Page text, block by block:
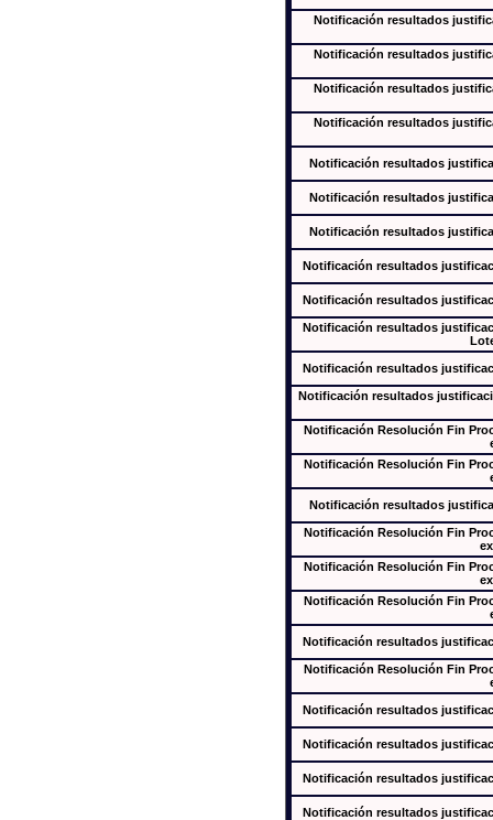
Notificación resultados
Notificación resultados
Notificación resultados
Notificación resultados
Notificación resultados
Notificación resultados
Notificación resultados
Notificación resultados
Notificación resultados
Notificación resultados
Notificación resultados
Notificación resultados
Notificación Resolución Fin
Notificación Resolución Fin
Notificación resultados
Notificación Resolución Fin
Notificación Resolución Fin
Notificación Resolución Fin
Notificación resultados
Notificación Resolución Fin
Notificación resultados
Notificación resultados
Notificación resultados
Notificación resultados